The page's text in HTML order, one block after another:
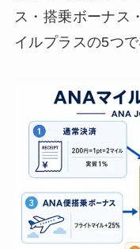
ス・搭乗ボーナス
イルプラスの5つで